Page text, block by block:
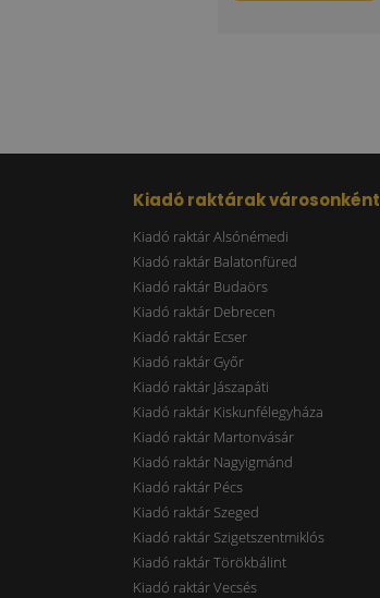
Kiadó raktárak városonként
Kiadó raktár Alsónémedi
Kiadó raktár Balatonfüred
Kiadó raktár Budaörs
Kiadó raktár Debrecen
Kiadó raktár Ecser
Kiadó raktár Győr
Kiadó raktár Jászapáti
Kiadó raktár Kiskunfélegyháza
Kiadó raktár Martonvásár
Kiadó raktár Nagyigmánd
Kiadó raktár Pécs
Kiadó raktár Szeged
Kiadó raktár Szigetszentmiklós
Kiadó raktár Törökbálint
Kiadó raktár Vecsés